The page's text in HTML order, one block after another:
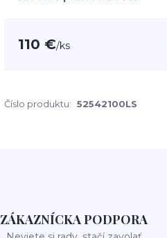
110 €/ks
Číslo produktu: 52542100LS
ZÁKAZNÍCKA PODPORA